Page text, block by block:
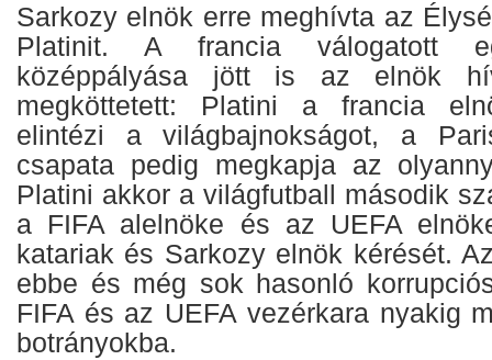
Sarkozy elnök erre meghívta az
Platinit. A francia válogatott
középpályása jött is az elnök
megköttetett: Platini a francia
elintézi a világbajnokságot, a
csapata pedig megkapja az
Platini akkor a világfutball második
a FIFA alelnöke és az UEFA
katariak és Sarkozy elnök kérését.
ebbe és még sok hasonló
FIFA és az UEFA vezérkara nyakig
botrányokba.